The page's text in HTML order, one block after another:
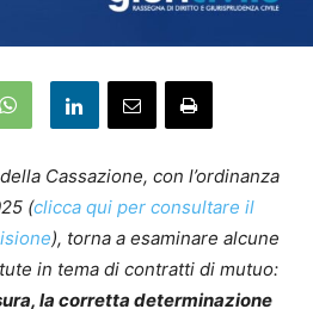
Cassazione, con l’ordinanza
(clicca qui per consultare il
), torna a esaminare alcune
in tema di contratti di mutuo:
la corretta determinazione